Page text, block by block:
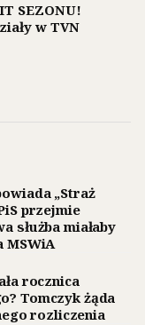
SEZONU!
w TVN
„Straż
przejmie
służba miałaby
MSWiA
rocznica
Tomczyk żąda
rozliczenia